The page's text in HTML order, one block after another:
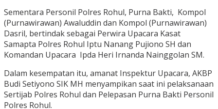
Sementara Personil Polres Rohul, Purna Bakti, Kompol
(Purnawirawan) Awaluddin dan Kompol (Purnawirawan)
Dasril, bertindak sebagai Perwira Upacara Kasat
Samapta Polres Rohul Iptu Nanang Pujiono SH dan
Komandan Upacara Ipda Heri Irnanda Nainggolan SM.
Dalam kesempatan itu, amanat Inspektur Upacara, AKBP
Budi Setiyono SIK MH menyampikan saat ini pelaksanaan
Sertijab Polres Rohul dan Pelepasan Purna Bakti Personil
Polres Rohul.